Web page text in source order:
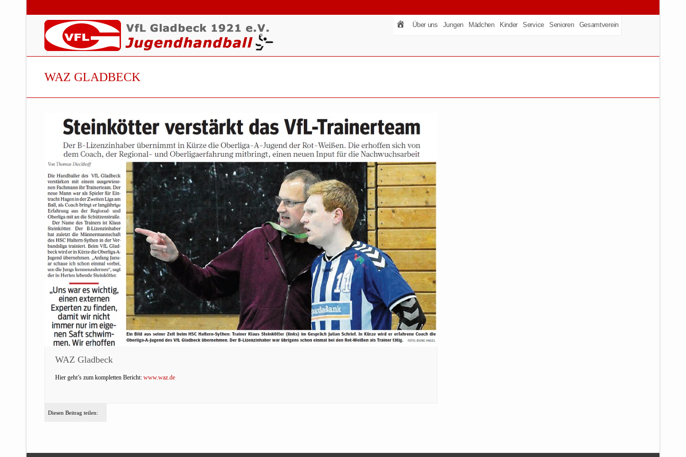
Über uns Jungen Mädchen Kinder Service Senioren Gesamtverein
WAZ GLADBECK
WAZ Gladbeck
Hier geht’s zum kompletten Bericht: www.waz.de
Diesen Beitrag teilen: